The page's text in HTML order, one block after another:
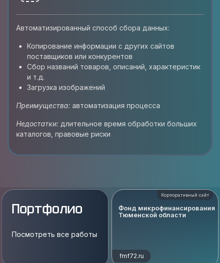
Автоматизированный способ сбора данных:
Копирование информации с других сайтов
поставщиков или конкурентов
Сбор названий товаров, описаний, характеристик
и т.д.
Загрузка изображений
Преимущества: автоматизация процесса
Недостатки: длительное время обработки больших
каталогов, правовые риски
Портфолио
Посмотреть все работы
Корпоративный сайт
Фонд микрофинансирования
Тюменской области
fmf72.ru